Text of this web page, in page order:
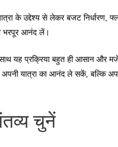
के उद्देश्य से लेकर बजट निर्धारण,
भरपूर आनंद लें।
यह प्रक्रिया बहुत ही आसान और
अपनी यात्रा का आनंद ले सकें, बल्कि
चुनें